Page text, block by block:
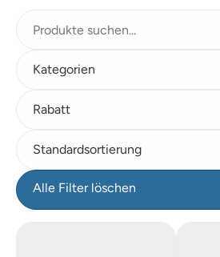
Kategorien
Rabatt
Standardsortierung
Alle Filter löschen